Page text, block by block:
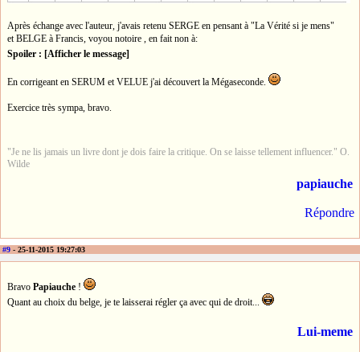
Après échange avec l'auteur, j'avais retenu SERGE en pensant à "La Vérité si je mens"
et BELGE à Francis, voyou notoire , en fait non à:
Spoiler : [Afficher le message]
En corrigeant en SERUM et VELUE j'ai découvert la Mégaseconde.
Exercice très sympa, bravo.
"Je ne lis jamais un livre dont je dois faire la critique. On se laisse tellement influencer." O.
Wilde
papiauche
Répondre
#9 - 25-11-2015 19:27:03
Bravo Papiauche !
Quant au choix du belge, je te laisserai régler ça avec qui de droit...
Lui-meme